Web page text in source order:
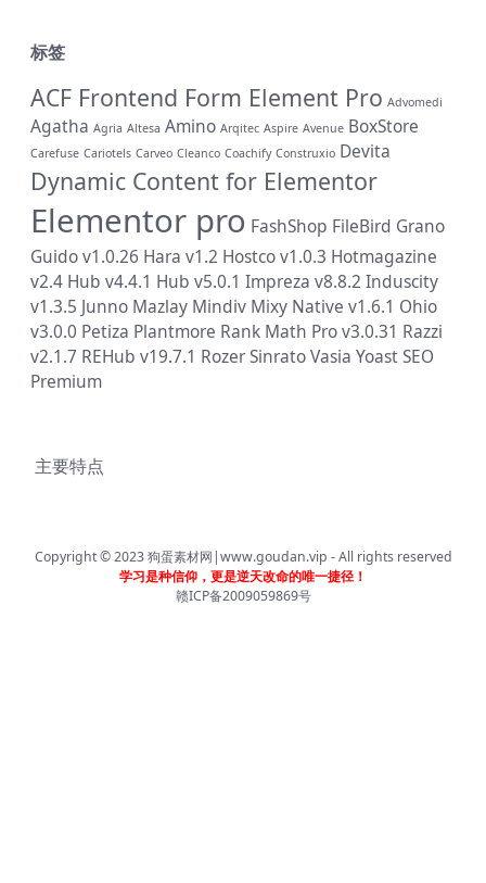
标签
ACF Frontend Form Element Pro Advomedi
Agatha Agria Altesa Amino Arqitec Aspire Avenue BoxStore
Carefuse Cariotels Carveo Cleanco Coachify Construxio Devita
Dynamic Content for Elementor
Elementor pro FashShop FileBird Grano
Guido v1.0.26 Hara v1.2 Hostco v1.0.3 Hotmagazine
v2.4 Hub v4.4.1 Hub v5.0.1 Impreza v8.8.2 Induscity
v1.3.5 Junno Mazlay Mindiv Mixy Native v1.6.1 Ohio
v3.0.0 Petiza Plantmore Rank Math Pro v3.0.31 Razzi
v2.1.7 REHub v19.7.1 RozerSinratoVasia Yoast SEO
Premium
主要特点
Copyright © 2023狗蛋素材网|www.goudan.vip - All rights reserved
学习是种信仰，更是逆天改命的唯一捷径！
赣ICP备2009059869号